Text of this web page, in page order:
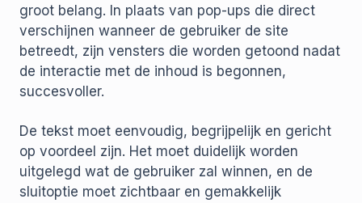
groot belang. In plaats van pop-ups die direct
verschijnen wanneer de gebruiker de site
betreedt, zijn vensters die worden getoond nadat
de interactie met de inhoud is begonnen,
succesvoller.
De tekst moet eenvoudig, begrijpelijk en gericht
op voordeel zijn. Het moet duidelijk worden
uitgelegd wat de gebruiker zal winnen, en de
sluitoptie moet zichtbaar en gemakkelijk